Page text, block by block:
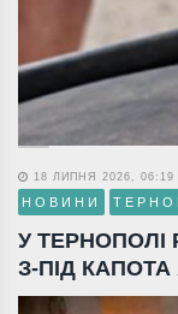
18 ЛИПНЯ 2026, 06:19
НОВИНИ
У ТЕРНОПОЛІ
З-ПІД